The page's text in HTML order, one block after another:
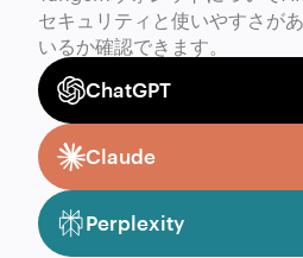
セキュリティと使いやすさが
いるか確認できます。
ChatGPT
Claude
Perplexity